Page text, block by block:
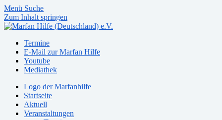
Menü Suche
Zum Inhalt springen
Termine
E-Mail zur Marfan Hilfe
Youtube
Mediathek
Logo der Marfanhilfe
Startseite
Aktuell
Veranstaltungen